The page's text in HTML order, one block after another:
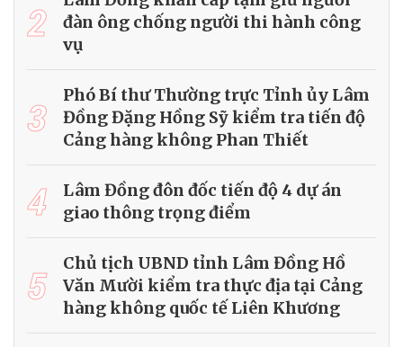
2
đàn ông chống người thi hành công
vụ
3
Phó Bí thư Thường trực Tỉnh ủy Lâm
Đồng Đặng Hồng Sỹ kiểm tra tiến độ
Cảng hàng không Phan Thiết
4
Lâm Đồng đôn đốc tiến độ 4 dự án
giao thông trọng điểm
5
Chủ tịch UBND tỉnh Lâm Đồng Hồ
Văn Mười kiểm tra thực địa tại Cảng
hàng không quốc tế Liên Khương